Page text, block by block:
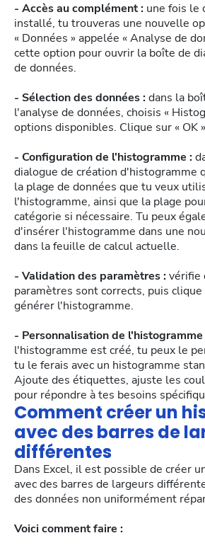
- Accès au complément : une fois le
installé, tu trouveras une nouvelle
« Données » appelée « Analyse de
cette option pour ouvrir la boîte de
de données.
- Sélection des données :dans la
l'analyse de données, choisis «
options disponibles. Clique sur « OK
- Configuration de l'histogramme :
dialogue de création d'histogramme
la plage de données que tu veux
l'histogramme, ainsi que la plage
catégorie si nécessaire. Tu peux
d'insérer l'histogramme dans une
dans la feuille de calcul actuelle.
- Validation des paramètres :vérifie
paramètres sont corrects, puis clique
générer l'histogramme.
- Personnalisation de l'histogramme
l'histogramme est créé, tu peux le
tu le ferais avec un histogramme
Ajoute des étiquettes, ajuste les
pour répondre à tes besoins
Comment créer un
avec des barres de
différentes
Dans Excel, il est possible de créer
avec des barres de largeurs
des données non uniformément
Voici comment faire :